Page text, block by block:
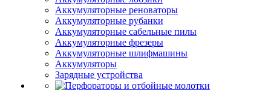
Аккумуляторные реноваторы
Аккумуляторные рубанки
Аккумуляторные сабельные пилы
Аккумуляторные фрезеры
Аккумуляторные шлифмашины
Аккумуляторы
Зарядные устройства